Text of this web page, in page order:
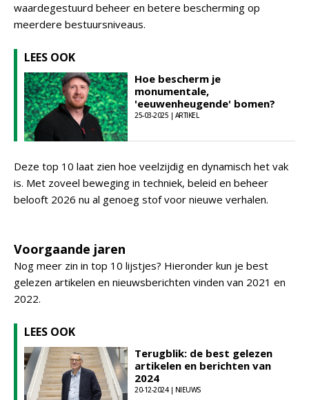
waardegestuurd beheer en betere bescherming op
meerdere bestuursniveaus.
LEES OOK
Hoe bescherm je
monumentale,
'eeuwenheugende' bomen?
25-03-2025 | ARTIKEL
Deze top 10 laat zien hoe veelzijdig en dynamisch het vak
is. Met zoveel beweging in techniek, beleid en beheer
belooft 2026 nu al genoeg stof voor nieuwe verhalen.
Voorgaande jaren
Nog meer zin in top 10 lijstjes? Hieronder kun je best
gelezen artikelen en nieuwsberichten vinden van 2021 en
2022.
LEES OOK
Terugblik: de best gelezen
artikelen en berichten van
2024
20-12-2024 | NIEUWS